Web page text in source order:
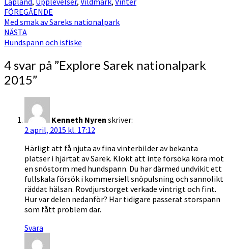
Inläggsnavigering
FÖREGÅENDE
Med smak av Sareks nationalpark
NÄSTA
Hundspann och isfiske
4 svar på ”Explore Sarek nationalpark
2015”
Kenneth Nyren skriver:
2 april, 2015 kl. 17:12
Härligt att få njuta av fina vinterbilder av bekanta
platser i hjärtat av Sarek. Klokt att inte försöka köra mot
en snöstorm med hundspann. Du har därmed undvikit ett
fullskala försök i kommersiell snöpulsning och sannolikt
räddat hälsan. Rovdjurstorget verkade vintrigt och fint.
Hur var delen nedanför? Har tidigare passerat storspann
som fått problem där.
Svara